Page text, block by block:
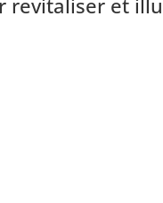
revitaliser et